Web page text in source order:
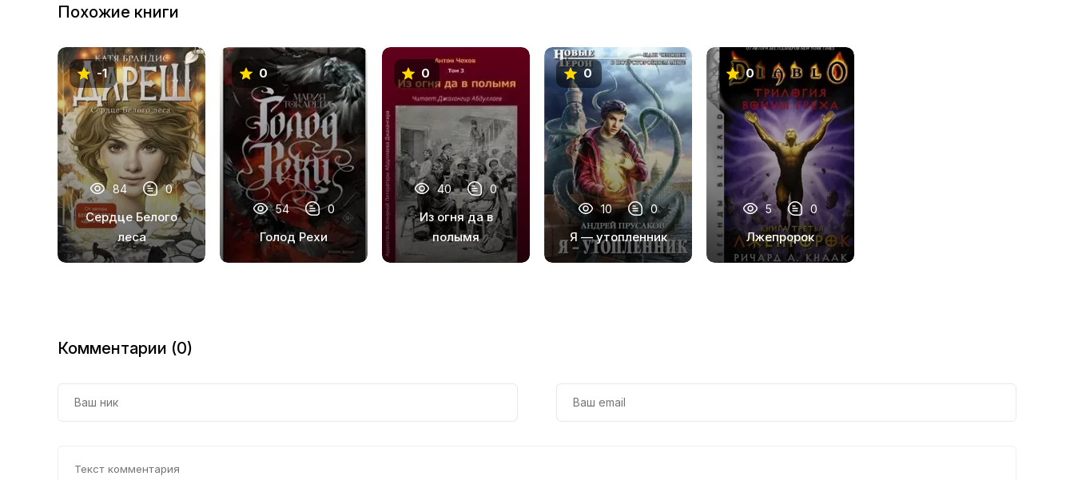
Похожие книги
-1
84 0
Сердце Белого
леса
0
54 0
Голод Рехи
0
40 0
Из огня да в
полымя
0
10 0
Я — утопленник
0
5 0
Лжепророк
Комментарии (0)